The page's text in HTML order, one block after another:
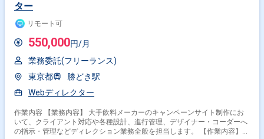
ター
リモート可
550,000円/月
業務委託(フリーランス)
東京都
勝どき駅
Webディレクター
作業内容 【業務内容】 大手飲料メーカーのキャンペーンサイト制作にお
いて、クライアント対応や各種設計、進行管理、デザイナー・コーダーへ
の指示・管理などディレクション業務全般を担当します。 【作業内容】